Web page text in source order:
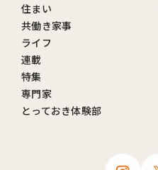
住まい
共働き家事
ライフ
連載
特集
専門家
とっておき体験部